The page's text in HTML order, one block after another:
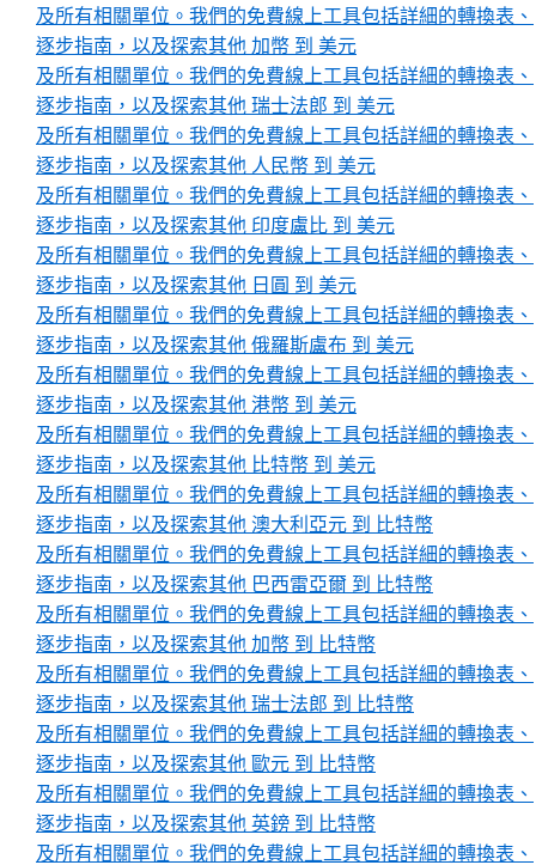
及所有相關單位。我們的免費線上工具包括詳細的轉換表、
逐步指南，以及探索其他 加幣 到 美元
及所有相關單位。我們的免費線上工具包括詳細的轉換表、
逐步指南，以及探索其他 瑞士法郎 到 美元
及所有相關單位。我們的免費線上工具包括詳細的轉換表、
逐步指南，以及探索其他 人民幣 到 美元
及所有相關單位。我們的免費線上工具包括詳細的轉換表、
逐步指南，以及探索其他 印度盧比 到 美元
及所有相關單位。我們的免費線上工具包括詳細的轉換表、
逐步指南，以及探索其他 日圓 到 美元
及所有相關單位。我們的免費線上工具包括詳細的轉換表、
逐步指南，以及探索其他 俄羅斯盧布 到 美元
及所有相關單位。我們的免費線上工具包括詳細的轉換表、
逐步指南，以及探索其他 港幣 到 美元
及所有相關單位。我們的免費線上工具包括詳細的轉換表、
逐步指南，以及探索其他 比特幣 到 美元
及所有相關單位。我們的免費線上工具包括詳細的轉換表、
逐步指南，以及探索其他 澳大利亞元 到 比特幣
及所有相關單位。我們的免費線上工具包括詳細的轉換表、
逐步指南，以及探索其他 巴西雷亞爾 到 比特幣
及所有相關單位。我們的免費線上工具包括詳細的轉換表、
逐步指南，以及探索其他 加幣 到 比特幣
及所有相關單位。我們的免費線上工具包括詳細的轉換表、
逐步指南，以及探索其他 瑞士法郎 到 比特幣
及所有相關單位。我們的免費線上工具包括詳細的轉換表、
逐步指南，以及探索其他 歐元 到 比特幣
及所有相關單位。我們的免費線上工具包括詳細的轉換表、
逐步指南，以及探索其他 英鎊 到 比特幣
及所有相關單位。我們的免費線上工具包括詳細的轉換表、